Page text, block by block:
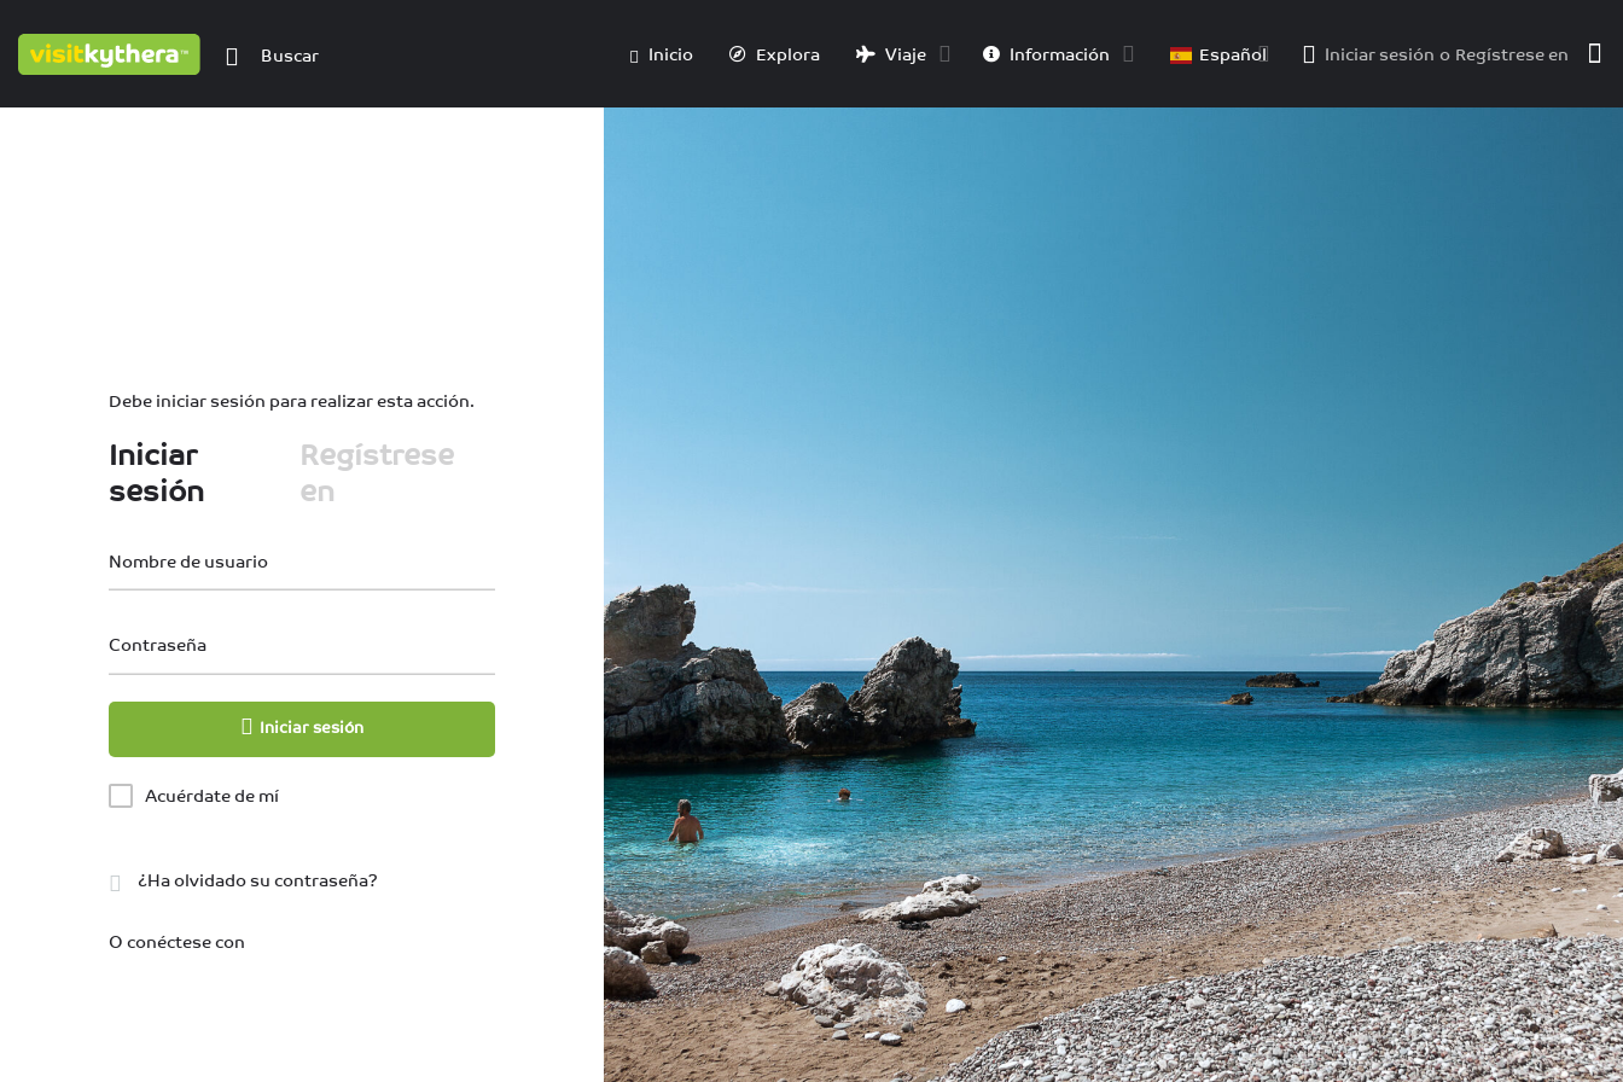
Inicio Explora Viaje Información Español Iniciar sesión o Regístrese en
Debe iniciar sesión para realizar esta acción.
Iniciar
sesión
Regístrese
en
Nombre de usuario
Contraseña
Iniciar sesión
Acuérdate de mí
¿Ha olvidado su contraseña?
O conéctese con